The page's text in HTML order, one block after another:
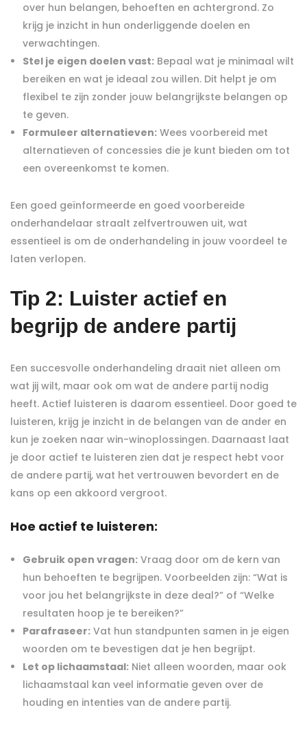
over hun belangen, behoeften en achtergrond. Zo
krijg je inzicht in hun onderliggende doelen en
verwachtingen.
Stel je eigen doelen vast: Bepaal wat je minimaal wilt
bereiken en wat je ideaal zou willen. Dit helpt je om
flexibel te zijn zonder jouw belangrijkste belangen op
te geven.
Formuleer alternatieven: Wees voorbereid met
alternatieven of concessies die je kunt bieden om tot
een overeenkomst te komen.
Een goed geïnformeerde en goed voorbereide
onderhandelaar straalt zelfvertrouwen uit, wat
essentieel is om de onderhandeling in jouw voordeel te
laten verlopen.
Tip 2: Luister actief en
begrijp de andere partij
Een succesvolle onderhandeling draait niet alleen om
wat jij wilt, maar ook om wat de andere partij nodig
heeft. Actief luisteren is daarom essentieel. Door goed te
luisteren, krijg je inzicht in de belangen van de ander en
kun je zoeken naar win-winoplossingen. Daarnaast laat
je door actief te luisteren zien dat je respect hebt voor
de andere partij, wat het vertrouwen bevordert en de
kans op een akkoord vergroot.
Hoe actief te luisteren:
Gebruik open vragen: Vraag door om de kern van
hun behoeften te begrijpen. Voorbeelden zijn: “Wat is
voor jou het belangrijkste in deze deal?” of “Welke
resultaten hoop je te bereiken?”
Parafraseer: Vat hun standpunten samen in je eigen
woorden om te bevestigen dat je hen begrijpt.
Let op lichaamstaal: Niet alleen woorden, maar ook
lichaamstaal kan veel informatie geven over de
houding en intenties van de andere partij.